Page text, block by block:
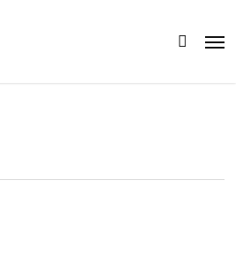
search